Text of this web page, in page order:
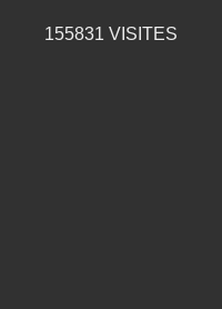
155831 VISITES